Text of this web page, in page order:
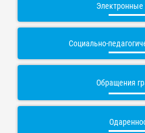
Электронные
Социально-
Обращения